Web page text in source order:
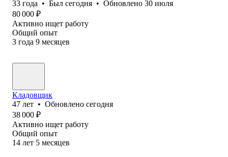
33 года • Был сегодня • Обновлено 30 июля
80 000 ₽
Активно ищет работу
Общий опыт
3 года 9 месяцев
Кладовщик
47 лет • Обновлено сегодня
38 000 ₽
Активно ищет работу
Общий опыт
14 лет 5 месяцев